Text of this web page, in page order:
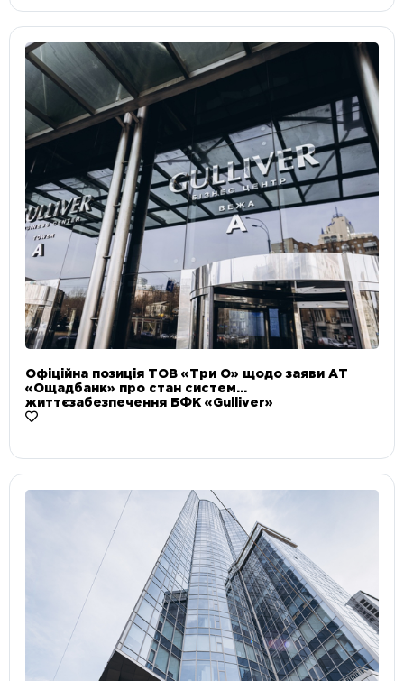
Офіційна позиція ТОВ «Три О» щодо заяви АТ
«Ощадбанк» про стан систем
життєзабезпечення БФК «Gulliver»